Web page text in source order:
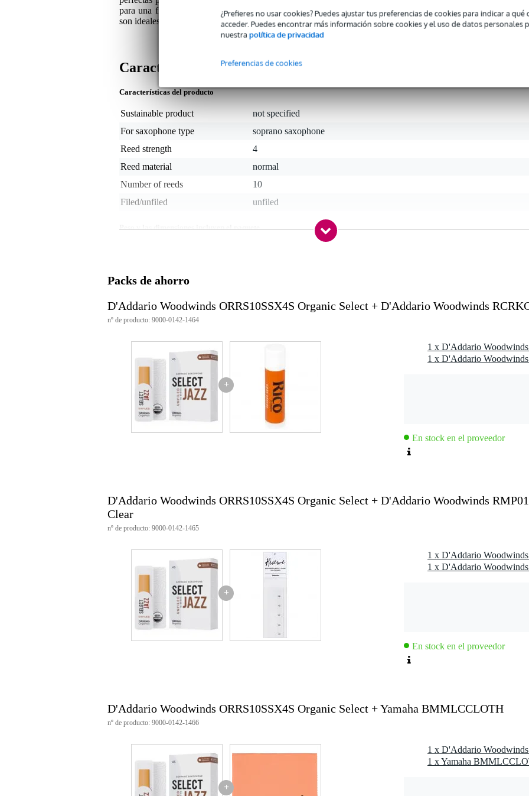
¿Prefieres no usar cookies? Puedes ajustar tus preferencias de cookies para indicar a
acceder. Puedes encontrar más información sobre cookies y el uso de datos personales
nuestra política de privacidad
Preferencias de cookies
para una frescura óptima. Fabricadas con cañas de cultivo natural, estas cañas se producen en los EE.UU.
son ideales para los saxofonistas que buscan el equilibrio adecuado entre control y expresión.
Características
Características del producto
Sustainable product
not specified
For saxophone type
soprano saxophone
Reed strength
4
Reed material
normal
Number of reeds
10
Filed/unfiled
unfiled
Peso y las dimensiones incluyen el paquete
Número de cañas: 10 por paquete
Tipo: Sin filtrar
Selladas individualmente en envase de papel reciclado
Aptas para todo tipo de saxofones
Disponibles en grosores de 2,0 a 4,0 (blando, medio, duro)
Hecho de cañas cultivadas de forma natural
Diseñadas y fabricadas en EE.UU.
Número de producto: ORRS10SSX4S
Packs de ahorro
D'Addario Woodwinds ORRS10SSX4S Organic Select + D'Addario Woodwinds
nº de producto: 9000-0142-1464
+
En stock en el proveedor
D'Addario Woodwinds ORRS10SSX4S Organic Select + D'Addario Woodwinds
Clear
nº de producto: 9000-0142-1465
+
En stock en el proveedor
D'Addario Woodwinds ORRS10SSX4S Organic Select + Yamaha BMMLCCLOTH
nº de producto: 9000-0142-1466
+